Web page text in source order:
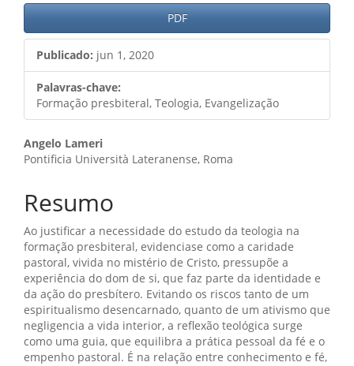
PDF
Publicado: jun 1, 2020
Palavras-chave:
Formação presbiteral, Teologia, Evangelização
Conteúdo
do
artigo
principal
Angelo Lameri
Pontificia Università Lateranense, Roma
Resumo
Ao justificar a necessidade do estudo da teologia na
formação presbiteral, evidenciase como a caridade
pastoral, vivida no mistério de Cristo, pressupõe a
experiência do dom de si, que faz parte da identidade e
da ação do presbítero. Evitando os riscos tanto de um
espiritualismo desencarnado, quanto de um ativismo que
negligencia a vida interior, a reflexão teológica surge
como uma guia, que equilibra a prática pessoal da fé e o
empenho pastoral. É na relação entre conhecimento e fé,